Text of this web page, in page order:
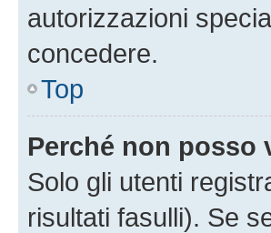
autorizzazioni
concedere.
Top
Perché non posso
Solo gli utenti
risultati fasulli). Se